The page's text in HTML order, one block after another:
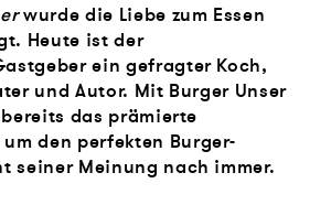
wurde die Liebe zum Essen
Heute ist der
ein gefragter Koch,
und Autor. Mit Burger Unser
das prämierte
den perfekten Burger-
seiner Meinung nach immer.